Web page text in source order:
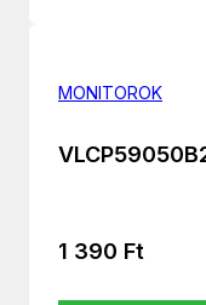
MONITOROK
1 390 Ft